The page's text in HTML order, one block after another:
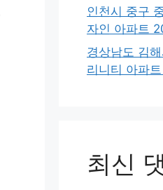
인천시 중구
자인 아파트
경상남도 김
리니티 아파
최신